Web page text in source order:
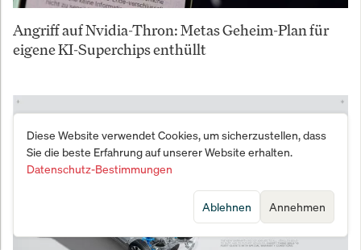
Angriff auf Nvidia-Thron: Metas Geheim-Plan für
eigene KI-Superchips enthüllt
Diese Website verwendet Cookies, um sicherzustellen, dass
Sie die beste Erfahrung auf unserer Website erhalten.
Datenschutz-Bestimmungen
Annehmen
Ablehnen